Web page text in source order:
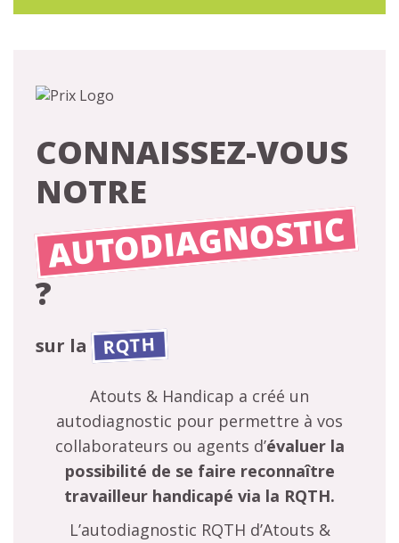
CONNAISSEZ-VOUS
NOTRE
AUTODIAGNOSTIC
?
sur la RQTH
Atouts & Handicap a créé un
autodiagnostic pour permettre à vos
collaborateurs ou agents d’évaluer la
possibilité de se faire reconnaître
travailleur handicapé via la RQTH.
L’autodiagnostic RQTH d’Atouts &